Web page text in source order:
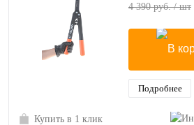
4 390 руб. / шт
Подробнее
Купить в 1 клик